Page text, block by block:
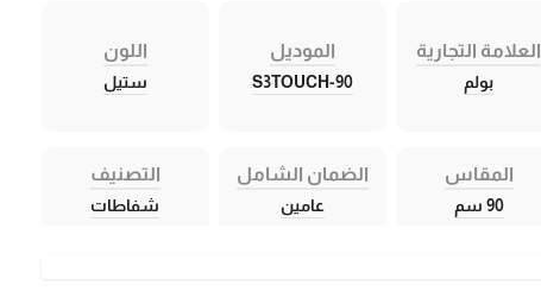
العلامة التجارية
بولم
الموديل
S3TOUCH-90
اللون
ستيل
المقاس
90 سم
الضمان الشامل
عامين
التصنيف
شفاطات